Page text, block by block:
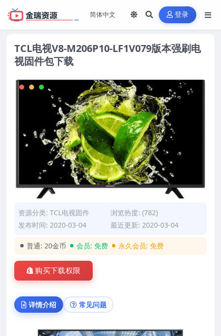
登录
TCL电视V8-M206P10-LF1V079版本强刷电
视固件包下载
资源分类: TCL电视固件
浏览热度: (782)
发布时间: 2020-03-04
最近更新: 2020-03-04
普通: 20金币 会员: 免费 永久会员: 免费
购买下载权限
详情介绍 常见问题